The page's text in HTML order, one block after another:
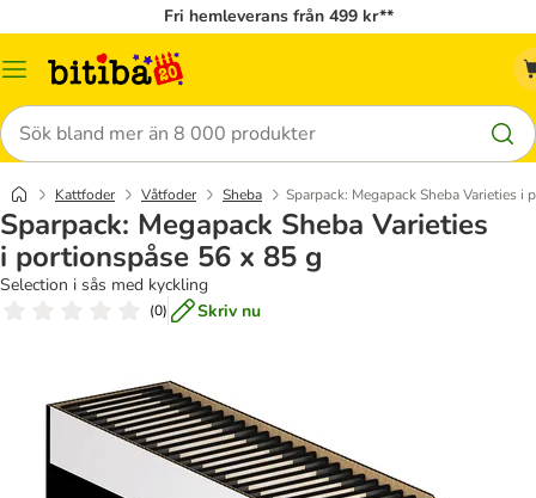
Fri hemleverans från 499 kr**
Meny
Sök
Kattfoder Våtfoder Sheba Sparpack: Megapack Sheba Varieties i
Sparpack: Megapack Sheba Varieties
i portionspåse 56 x 85 g
Selection i sås med kyckling
(0) Skriv nu